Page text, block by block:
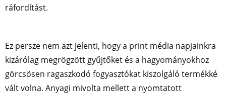
ráfordítást.
Ez persze nem azt jelenti, hogy a print média napjainkra
kizárólag megrögzött gyűjtőket és a hagyományokhoz
görcsösen ragaszkodó fogyasztókat kiszolgáló termékké
vált volna. Anyagi mivolta mellett a nyomtatott